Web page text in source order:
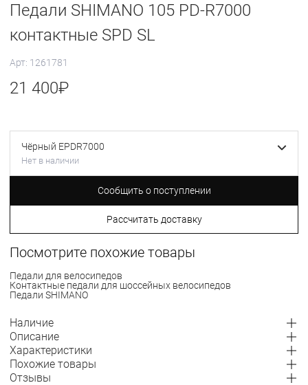
Педали SHIMANO 105 PD-R7000
контактные SPD SL
Арт: 1261781
21 400₽
Чёрный EPDR7000
Нет в наличии
Сообщить о поступлении
Рассчитать доставку
Посмотрите похожие товары
Педали для велосипедов
Контактные педали для шоссейных велосипедов
Педали SHIMANO
Наличие
Описание
Характеристики
Похожие товары
Отзывы